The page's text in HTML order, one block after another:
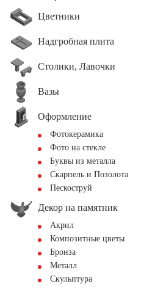
Цветники
Надгробная плита
Столики, Лавочки
Вазы
Оформление
Фотокерамика
Фото на стекле
Буквы из металла
Скарпель и Позолота
Пескоструй
Декор на памятник
Акрил
Композитные цветы
Бронза
Металл
Скульптура